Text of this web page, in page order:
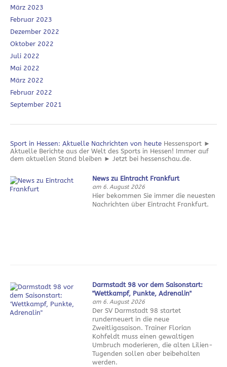
März 2023
Februar 2023
Dezember 2022
Oktober 2022
Juli 2022
Mai 2022
März 2022
Februar 2022
September 2021
Sport in Hessen: Aktuelle Nachrichten von heute Hessensport ►
Aktuelle Berichte aus der Welt des Sports in Hessen! Immer auf
dem aktuellen Stand bleiben ► Jetzt bei hessenschau.de.
News zu Eintracht Frankfurt
am 6. August 2026
Hier bekommen Sie immer die neuesten
Nachrichten über Eintracht Frankfurt.
Darmstadt 98 vor dem Saisonstart:
"Wettkampf, Punkte, Adrenalin"
am 6. August 2026
Der SV Darmstadt 98 startet
runderneuert in die neue
Zweitligasaison. Trainer Florian
Kohfeldt muss einen gewaltigen
Umbruch moderieren, die alten Lilien-
Tugenden sollen aber beibehalten
werden.